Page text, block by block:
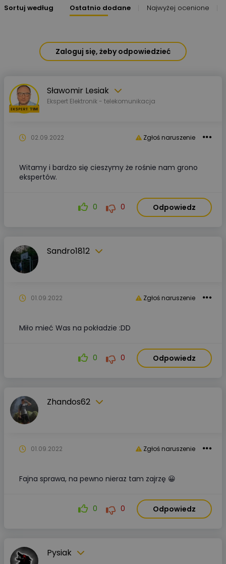
Sortuj według Ostatnio dodane Najwyżej ocenione
Zaloguj się, żeby odpowiedzieć
Sławomir Lesiak
Ekspert Elektronik - telekomunikacja
Zgłoś naruszenie
02.09.2022
Witamy i bardzo się cieszymy że rośnie nam grono
ekspertów.
0 0 Odpowiedz
Sandro1812
Zgłoś naruszenie
01.09.2022
Miło mieć Was na pokładzie :DD
0 0 Odpowiedz
Zhandos62
Zgłoś naruszenie
01.09.2022
Fajna sprawa, na pewno nieraz tam zajrzę 😀
0 0 Odpowiedz
Pysiak